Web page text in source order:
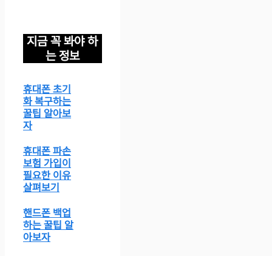
지금 꼭 봐야 하
는 정보
휴대폰 초기
화 복구하는
꿀팁 알아보
자
휴대폰 파손
보험 가입이
필요한 이유
살펴보기
핸드폰 백업
하는 꿀팁 알
아보자